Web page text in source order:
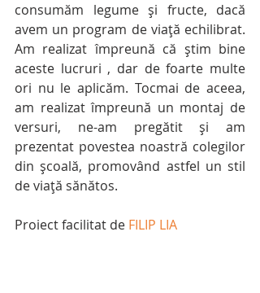
consumăm legume și fructe, dacă
avem un program de viață echilibrat.
Am realizat împreună că știm bine
aceste lucruri , dar de foarte multe
ori nu le aplicăm. Tocmai de aceea,
am realizat împreună un montaj de
versuri, ne-am pregătit și am
prezentat povestea noastră colegilor
din școală, promovând astfel un stil
de viață sănătos.
Proiect facilitat de FILIP LIA